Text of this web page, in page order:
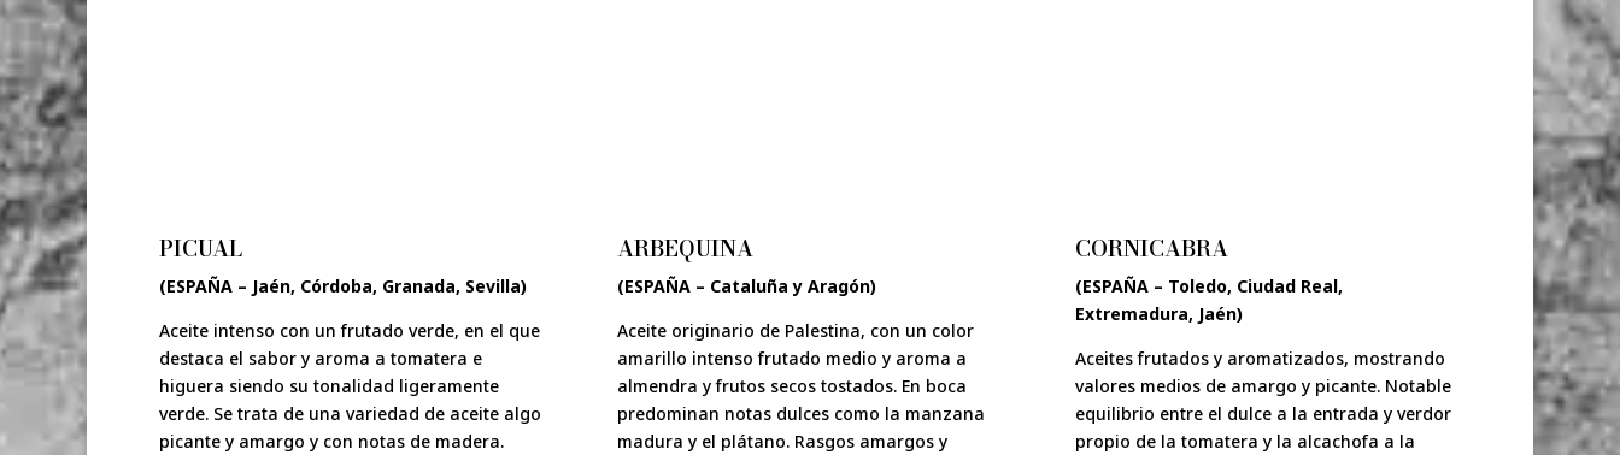
PICUAL
(ESPAÑA – Jaén, Córdoba, Granada, Sevilla)
Aceite intenso con un frutado verde, en el que
destaca el sabor y aroma a tomatera e
higuera siendo su tonalidad ligeramente
verde. Se trata de una variedad de aceite algo
picante y amargo y con notas de madera.
ARBEQUINA
(ESPAÑA – Cataluña y Aragón)
Aceite originario de Palestina, con un color
amarillo intenso frutado medio y aroma a
almendra y frutos secos tostados. En boca
predominan notas dulces como la manzana
madura y el plátano. Rasgos amargos y
CORNICABRA
(ESPAÑA – Toledo, Ciudad Real,
Extremadura, Jaén)
Aceites frutados y aromatizados, mostrando
valores medios de amargo y picante. Notable
equilibrio entre el dulce a la entrada y verdor
propio de la tomatera y la alcachofa a la